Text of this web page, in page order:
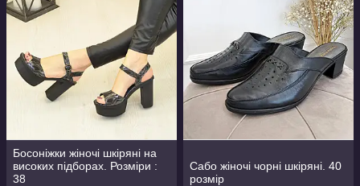
Босоніжки жіночі шкіряні на
високих підборах. Розміри :
38
Сабо жіночі чорні шкіряні. 40
розмір